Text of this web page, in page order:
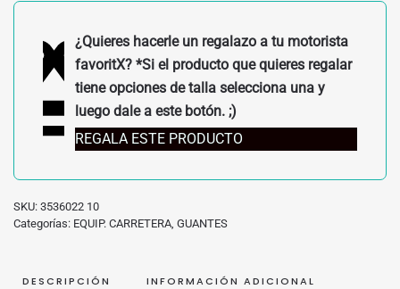
V2
NEGROS
cantidad
¿Quieres hacerle un regalazo a tu motorista
favoritX? *Si el producto que quieres regalar
tiene opciones de talla selecciona una y
luego dale a este botón. ;)
REGALA ESTE PRODUCTO
SKU: 3536022 10
Categorías: EQUIP. CARRETERA, GUANTES
DESCRIPCIÓN INFORMACIÓN ADICIONAL